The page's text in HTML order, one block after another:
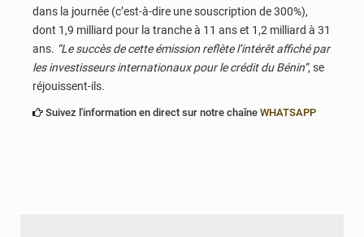
dans la journée (c’est-à-dire une souscription de 300%),
dont 1,9 milliard pour la tranche à 11 ans et 1,2 milliard à 31
ans. “Le succès de cette émission reflète l’intérêt affiché par
les investisseurs internationaux pour le crédit du Bénin”, se
réjouissent-ils.
Suivez l'information en direct sur notre chaîne WHATSAPP